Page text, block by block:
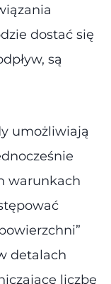
dostać się
są
umożliwiają
warunkach
detalach
liczbę